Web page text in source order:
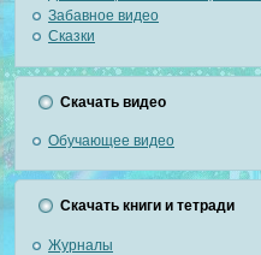
Забавное видео
Сказки
Скачать видео
Обучающее видео
Скачать книги и тетради
Журналы